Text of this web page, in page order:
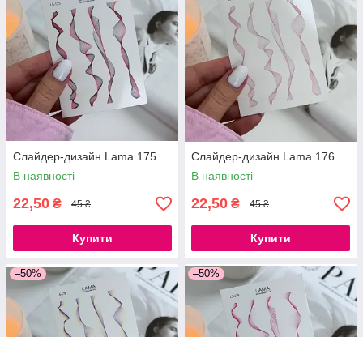
Слайдер-дизайн Lama 175
В наявності
22,50 ₴ 45 ₴
Купити
Слайдер-дизайн Lama 176
В наявності
22,50 ₴ 45 ₴
Купити
–50% –50%